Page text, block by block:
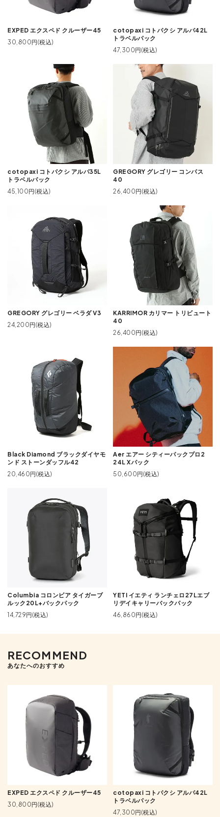
EXPED エクスペド クルーザー45
30,800円(税込)
cotopaxi コトパクシ アルパ42L
トラベルパック
47,300円(税込)
cotopaxi コトパクシ アルパ35L
トラベルパック
45,100円(税込)
GREGORY グレゴリー コンパス
40
26,400円(税込)
GREGORY グレゴリー ベラダ V3
24,200円(税込)
KARRIMOR カリマー トリビュート
40
26,400円(税込)
Black Diamond ブラックダイヤモ
ンド ストーンダッフル42
20,460円(税込)
Aer エアー シティーパックプロ2
24L Xパック
50,600円(税込)
Columbia コロンビア タイガーブ
ルック20L+バックパック
14,729円(税込)
YETI イエティ ランチェロ27Lエブ
リデイキャリーバックパック
46,860円(税込)
RECOMMEND
あなたへのおすすめ
EXPED エクスペド クルーザー45
30,800円(税込)
cotopaxi コトパクシ アルパ42L
トラベルパック
47,300円(税込)